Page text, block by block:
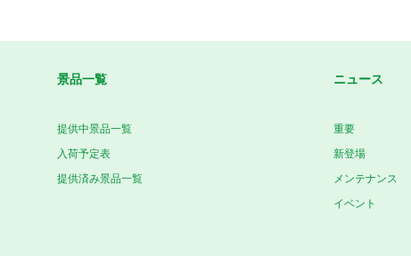
景品一覧
提供中景品一覧
入荷予定表
提供済み景品一覧
ニュース
重要
新登場
メンテナンス
イベント